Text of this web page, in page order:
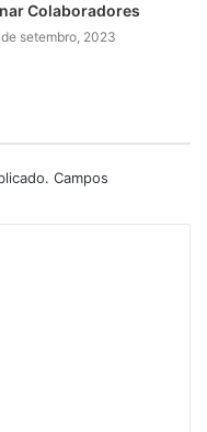
Colaboradores
de setembro, 2023
Campos